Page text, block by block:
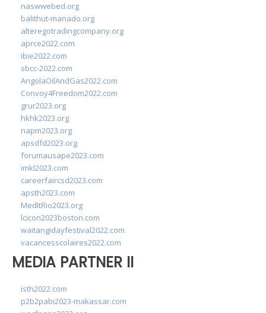
naswwebed.org
balithut-manado.org
alteregotradingcompany.org
aprce2022.com
ibie2022.com
sbcc-2022.com
AngolaOilAndGas2022.com
Convoy4Freedom2022.com
grur2023.org
hkhk2023.org
napm2023.org
apsdfd2023.org
forumausape2023.com
imkl2023.com
careerfaircsd2023.com
apsth2023.com
MedItRio2023.org
lcicon2023boston.com
waitangidayfestival2022.com
vacancesscolaires2022.com
MEDIA PARTNER II
isth2022.com
p2b2pabi2023-makassar.com